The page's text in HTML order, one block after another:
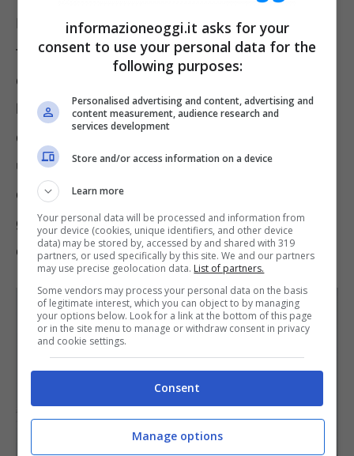
Per chi ha presenta l’istanza nell’arco
temporale dal primo febbraio al 30 giugno
dell’anno corrente. L’esonero in questo caso
ha una validità solo per il secondo semestre
dell’anno in corso, per la non detenzione di
un apparecchio televisivo. La richiesta inviata
dal primo luglio dell’anno in corso e il 31
gennaio dell’anno successivo, consente di
ottenere l’esonero per tutto l’anno seguente.
informazioneoggi.it asks for your
consent to use your personal data for the
following purposes:
Personalised advertising and content, advertising and
content measurement, audience research and
services development
Store and/or access information on a device
Learn more
Your personal data will be processed and information from
your device (cookies, unique identifiers, and other device
data) may be stored by, accessed by and shared with 319
partners, or used specifically by this site. We and our partners
may use precise geolocation data. List of partners.
Some vendors may process your personal data on the basis
of legitimate interest, which you can object to by managing
your options below. Look for a link at the bottom of this page
or in the site menu to manage or withdraw consent in privacy
and cookie settings.
Consent
Manage options